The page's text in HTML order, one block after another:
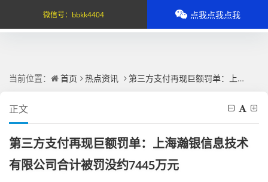
当前位置： 首页 热点资讯 第三方支付再现巨额罚单：上海瀚银信息技术有限公司合计被罚没约7445万元
正文
第三方支付再现巨额罚单：上海瀚银信息技术
有限公司合计被罚没约7445万元
微信号： bbkk4404 点我点我点我